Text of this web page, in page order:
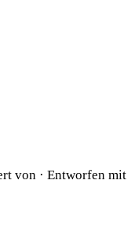
von · Entworfen mit